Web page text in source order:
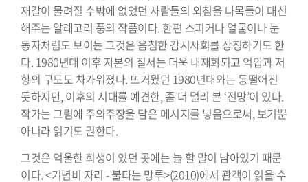
재갈이 물려질 수밖에 없었던 사람들의 외침을 나목들이 대신
해주는 알레고리 풍의 작품이다. 한편 스피커나 얼굴이나 눈
동자처럼도 보이는 그것은 음침한 감시사회를 상징하기도 한
다. 1980년대 이후 자본의 질서는 더욱 내재화되고 억압과 저
항의 구도도 차가워졌다. 뜨거웠던 1980년대와는 동떨어진
듯하지만, 이후의 시대를 예견한, 좀 더 멀리 본 ‘전망’이 있다.
작가는 그림에 주의주장을 담은 메시지를 넣음으로써, 보기뿐
아니라 읽기도 권한다.
그것은 억울한 희생이 있던 곳에는 늘 할 말이 남아있기 때문
이다. <기념비 자리 - 불타는 망루>(2010)에서 관객이 읽을 수